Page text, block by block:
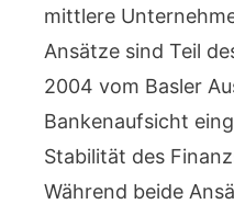
mittlere
Ansätze sind Teil
2004 vom Basler
Bankenaufsicht
Stabilität des
Während beide